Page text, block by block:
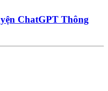
ChatGPT Thông